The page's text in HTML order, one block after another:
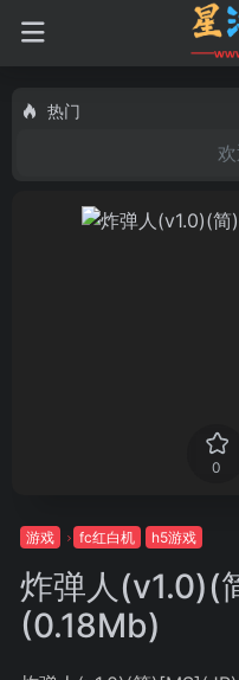
热门
0
游戏 fc红白机 h5游戏
炸弹人(v1.0)(
(0.18Mb)